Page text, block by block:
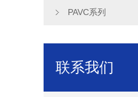
PAVC系列
联系我们